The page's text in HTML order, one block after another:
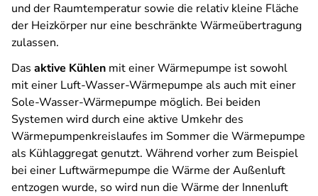
und der Raumtemperatur sowie die relativ kleine Fläche
der Heizkörper nur eine beschränkte Wärmeübertragung
zulassen.
Das aktive Kühlen mit einer Wärmepumpe ist sowohl
mit einer Luft-Wasser-Wärmepumpe als auch mit einer
Sole-Wasser-Wärmepumpe möglich. Bei beiden
Systemen wird durch eine aktive Umkehr des
Wärmepumpenkreislaufes im Sommer die Wärmepumpe
als Kühlaggregat genutzt. Während vorher zum Beispiel
bei einer Luftwärmepumpe die Wärme der Außenluft
entzogen wurde, so wird nun die Wärme der Innenluft